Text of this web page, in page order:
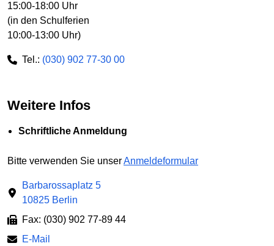
15:00-18:00 Uhr
(in den Schulferien
10:00-13:00 Uhr)
Tel.: (030) 902 77-30 00
Weitere Infos
Schriftliche Anmeldung
Bitte verwenden Sie unserAnmeldeformular
Barbarossaplatz 5
10825 Berlin
Fax: (030) 902 77-89 44
E-Mail